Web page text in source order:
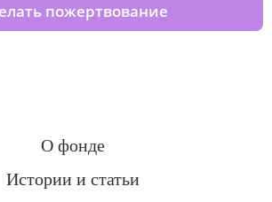
пожертвование
О фонде
Истории и статьи